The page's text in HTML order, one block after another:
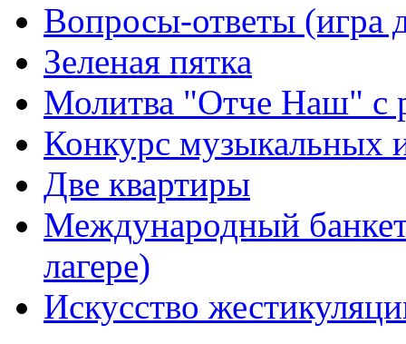
Вопросы-ответы (игра
Зеленая пятка
Молитва "Отче Наш" с
Конкурс музыкальных
Две квартиры
Международный
лагере)
Искусство